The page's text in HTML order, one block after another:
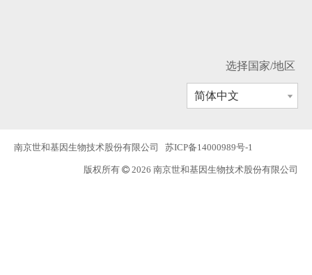
选择国家/地区
简体中文
南京世和基因生物技术股份有限公司 苏ICP备14000989号-1
版权所有  2026 南京世和基因生物技术股份有限公司